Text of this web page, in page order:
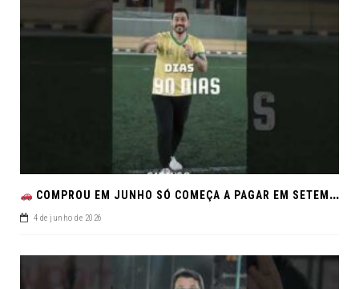
COMPROU EM JUNHO SÓ COMEÇA A PAGAR EM SETEMBRO!NO FEIRÃO DE VERDADE EM ARACJU
4 de junho de 2026